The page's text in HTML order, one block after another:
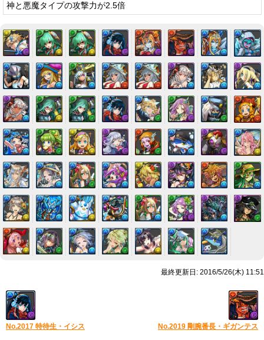
神と悪魔タイプの攻撃力が2.5倍
最終更新日: 2016/5/26(木) 11:51
No.2017 特待生・イシス No.2019 剛腕番長・ギガンテス